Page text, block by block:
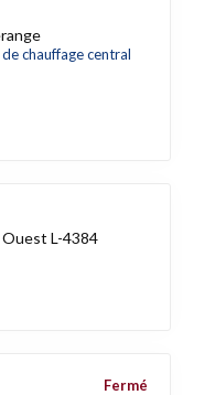
chauffage central
Ouest L-4384
Fermé